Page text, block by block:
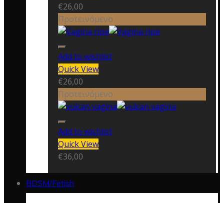
€26,00
Προτεινόμενο
Add to wishlist
Quick View
€26,00
Προτεινόμενο
Add to wishlist
Quick View
€36,00
BDSM/Fetish